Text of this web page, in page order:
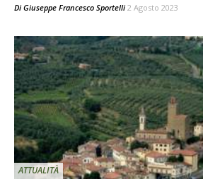
Di Giuseppe Francesco Sportelli 2 Agosto 2023
ATTUALITÀ